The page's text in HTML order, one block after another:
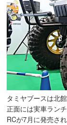
タミヤブースは北
正面には実車ランチ
RCが7月に発売さ